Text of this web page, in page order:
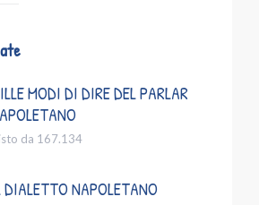
MODI DI DIRE DEL PARLAR
da 167.134
DIALETTO NAPOLETANO